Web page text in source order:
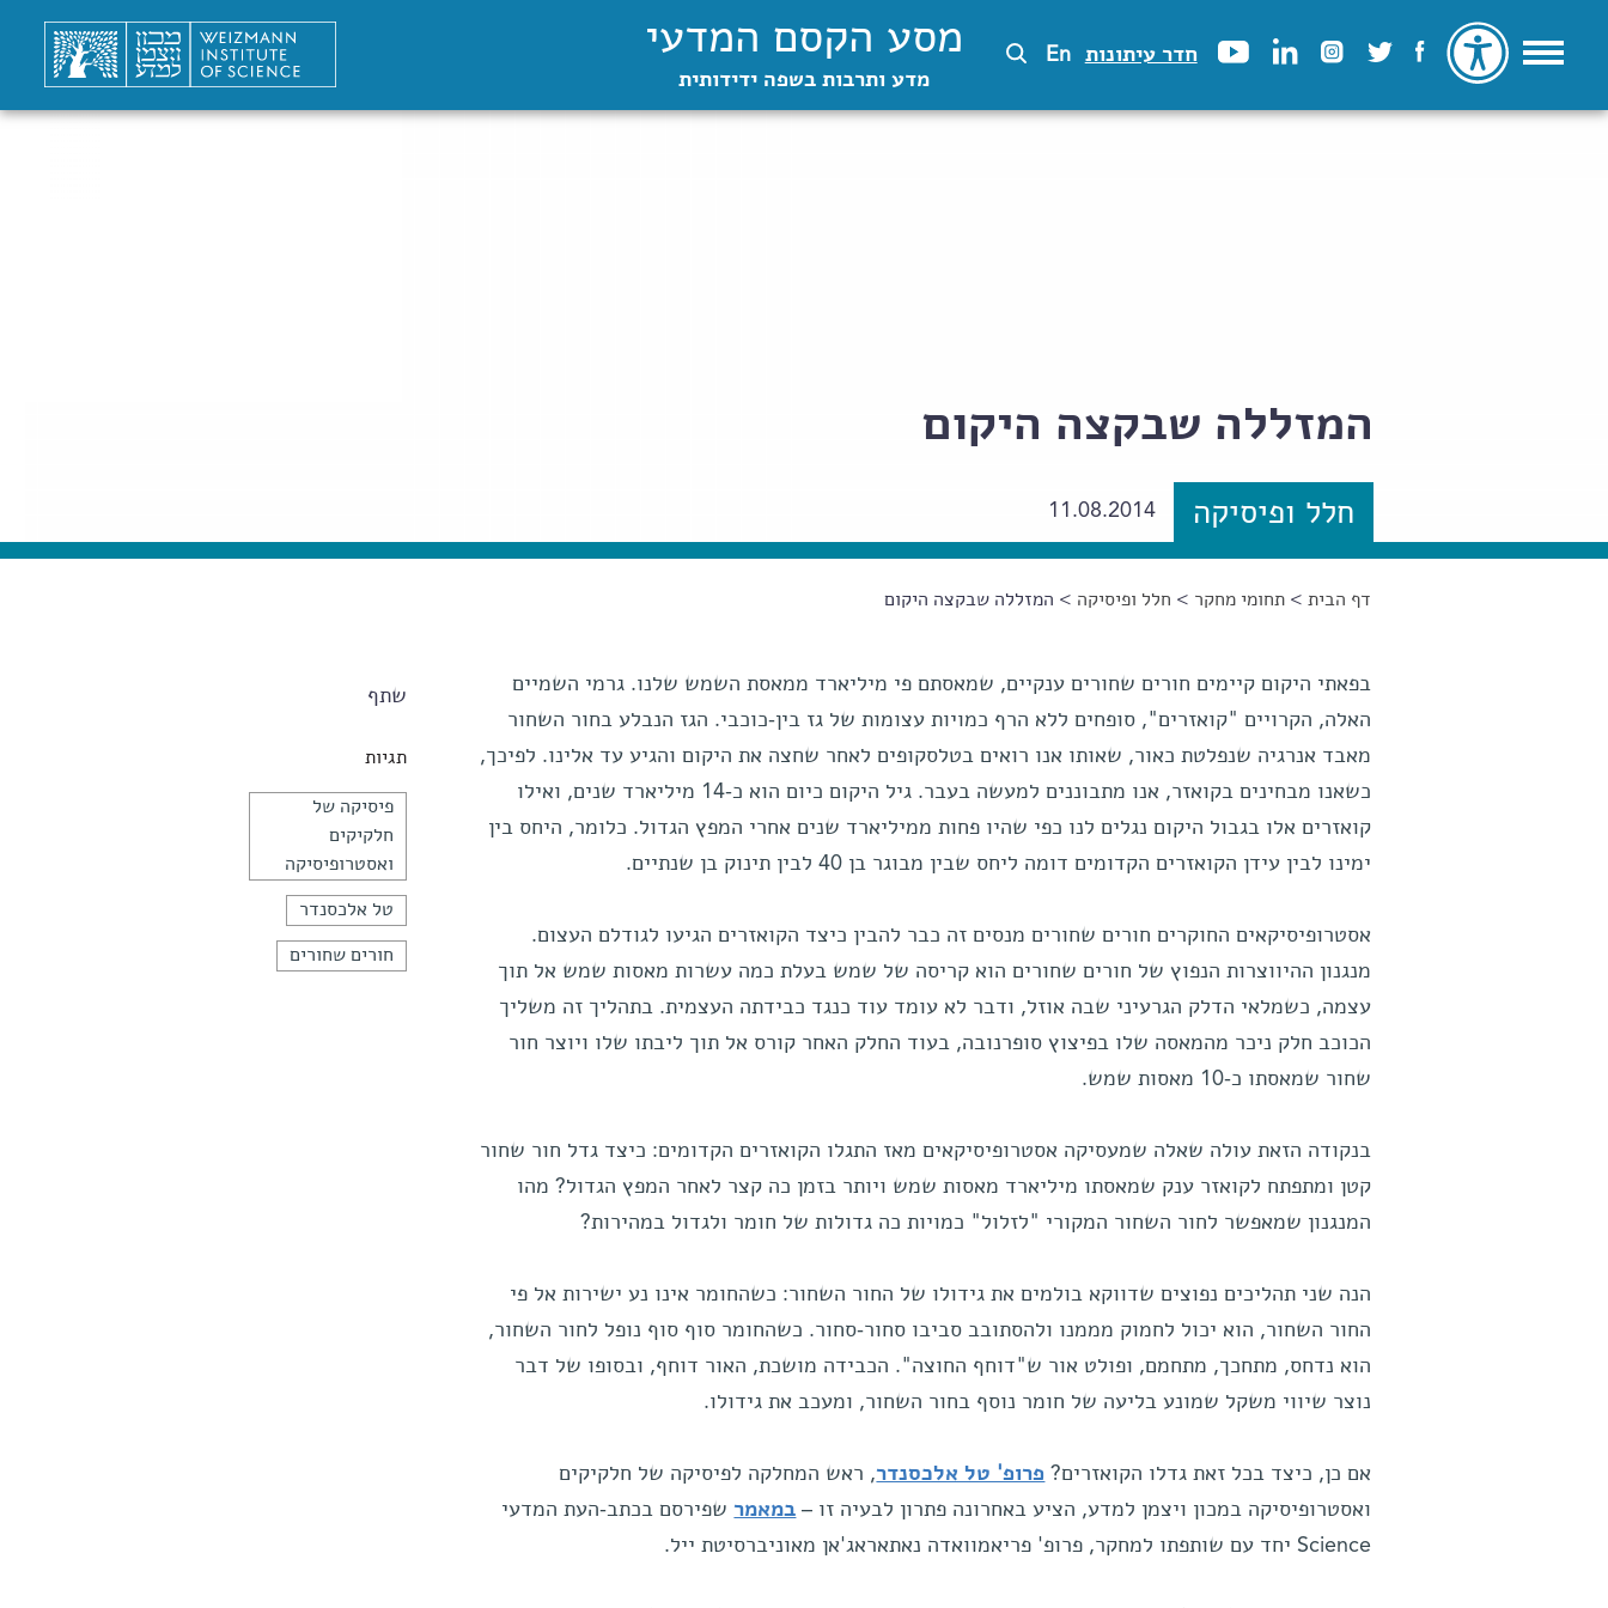
חדר עיתונות En מסע הקסם המדעי
מדע ותרבות בשפה ידידותית
המזללה שבקצה היקום
חלל ופיסיקה 11.08.2014
הינך נמצא כאן
דף הבית >תחומי מחקר > חלל ופיסיקה > המזללה שבקצה היקום
שתף
תגיות
פיסיקה של
חלקיקים
ואסטרופיסיקה
טל אלכסנדר
חורים שחורים
בפאתי היקום קיימים חורים שחורים ענקיים, שמאסתם פי מיליארד ממאסת השמש שלנו. גרמי השמיים
האלה, הקרויים "קואזרים", סופחים ללא הרף כמויות עצומות של גז בין-כוכבי. הגז הנבלע בחור השחור
מאבד אנרגיה שנפלטת כאור, שאותו אנו רואים בטלסקופים לאחר שחצה את היקום והגיע עד אלינו. לפיכך,
כשאנו מבחינים בקואזר, אנו מתבוננים למעשה בעבר. גיל היקום כיום הוא כ-14 מיליארד שנים, ואילו
קואזרים אלו בגבול היקום נגלים לנו כפי שהיו פחות ממיליארד שנים אחרי המפץ הגדול. כלומר, היחס בין
ימינו לבין עידן הקואזרים הקדומים דומה ליחס שבין מבוגר בן 40 לבין תינוק בן שנתיים.
אסטרופיסיקאים החוקרים חורים שחורים מנסים זה כבר להבין כיצד הקואזרים הגיעו לגודלם העצום.
מנגנון ההיווצרות הנפוץ של חורים שחורים הוא קריסה של שמש בעלת כמה עשרות מאסות שמש אל תוך
עצמה, כשמלאי הדלק הגרעיני שבה אוזל, ודבר לא עומד עוד כנגד כבידתה העצמית. בתהליך זה משליך
הכוכב חלק ניכר מהמאסה שלו בפיצוץ סופרנובה, בעוד החלק האחר קורס אל תוך ליבתו שלו ויוצר חור
שחור שמאסתו כ-10 מאסות שמש.
בנקודה הזאת עולה שאלה שמעסיקה אסטרופיסיקאים מאז התגלו הקואזרים הקדומים: כיצד גדל חור שחור
קטן ומתפתח לקואזר ענק שמאסתו מיליארד מאסות שמש ויותר בזמן כה קצר לאחר המפץ הגדול? מהו
המנגנון שמאפשר לחור השחור המקורי "לזלול" כמויות כה גדולות של חומר ולגדול במהירות?
הנה שני תהליכים נפוצים שדווקא בולמים את גידולו של החור השחור: כשהחומר אינו נע ישירות אל פי
החור השחור, הוא יכול לחמוק מממנו ולהסתובב סביבו סחור-סחור. כשהחומר סוף סוף נופל לחור השחור,
הוא נדחס, מתחכך, מתחמם, ופולט אור ש"דוחף החוצה". הכבידה מושכת, האור דוחף, ובסופו של דבר
נוצר שיווי משקל שמונע בליעה של חומר נוסף בחור השחור, ומעכב את גידולו.
אם כן, כיצד בכל זאת גדלו הקואזרים? פרופ' טל אלכסנדר, ראש המחלקה לפיסיקה של חלקיקים
ואסטרופיסיקה במכון ויצמן למדע, הציע באחרונה פתרון לבעיה זו – במאמר שפירסם בכתב-העת המדעי
Science יחד עם שותפתו למחקר, פרופ' פריאמוואדה נאתאראג'אן מאוניברסיטת ייל.